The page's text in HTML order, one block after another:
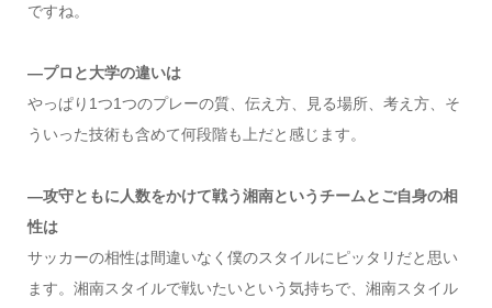
ですね。
―プロと大学の違いは
やっぱり1つ1つのプレーの質、伝え方、見る場所、考え方、そ
ういった技術も含めて何段階も上だと感じます。
―攻守ともに人数をかけて戦う湘南というチームとご自身の相
性は
サッカーの相性は間違いなく僕のスタイルにピッタリだと思い
ます。湘南スタイルで戦いたいという気持ちで、湘南スタイル